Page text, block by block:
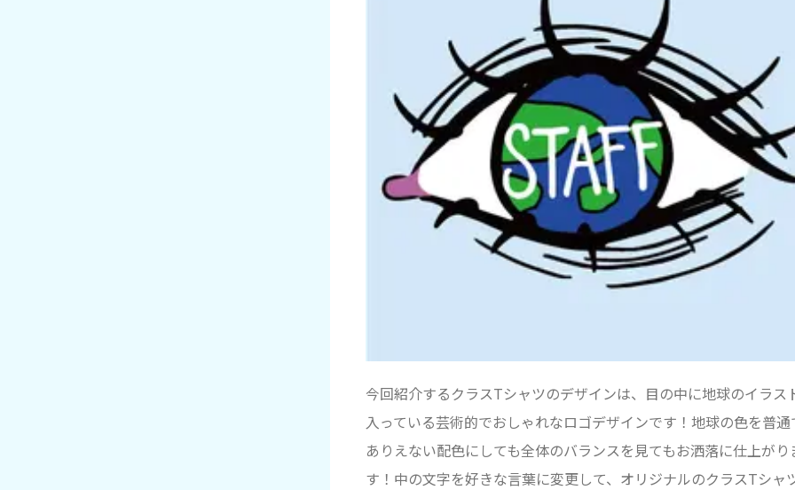
今回紹介するクラスTシャツのデザインは、目の中に地球のイラス
入っている芸術的でおしゃれなロゴデザインです！地球の色を普通
ありえない配色にしても全体のバランスを見てもお洒落に仕上がり
す！中の文字を好きな言葉に変更して、オリジナルのクラスTシャ